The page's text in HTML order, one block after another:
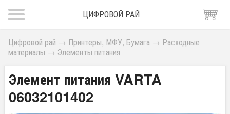
ЦИФРОВОЙ РАЙ
Цифровой рай → Принтеры, МФУ, Бумага → Расходные
материалы → Элементы питания
Элемент питания VARTA
06032101402